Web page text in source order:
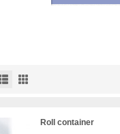
Roll container